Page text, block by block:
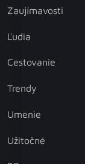
Zaujímavosti
Ľudia
Cestovanie
Trendy
Umenie
Užitočné